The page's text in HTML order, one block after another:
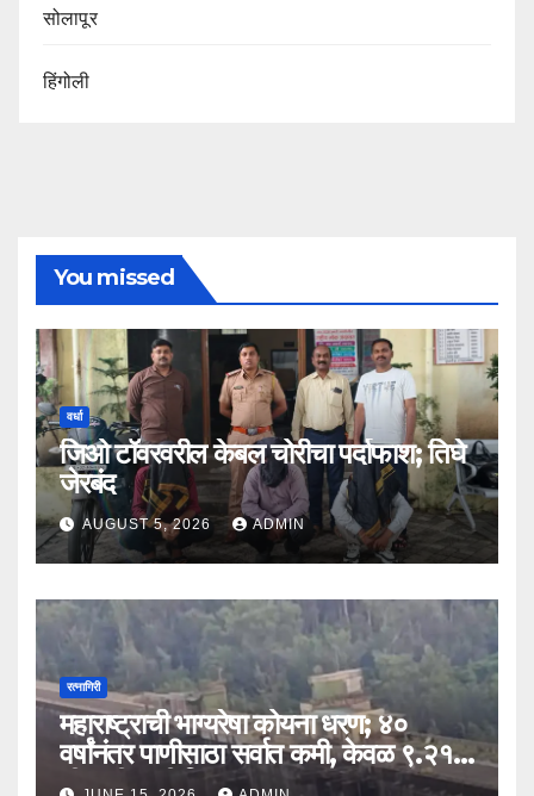
सोलापूर
हिंगोली
You missed
वर्धा
जिओ टॉवरवरील केबल चोरीचा पर्दाफाश; तिघे
जेरबंद
AUGUST 5, 2026 ADMIN
रत्नागिरी
महाराष्ट्राची भाग्यरेषा कोयना धरण; ४०
वर्षांनंतर पाणीसाठा सर्वात कमी, केवळ ९.२१
टीएमसी पाणी शिल्लक